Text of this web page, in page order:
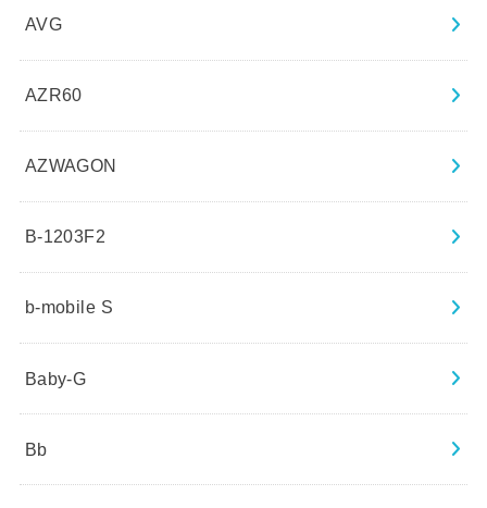
AVG
AZR60
AZWAGON
B-1203F2
b-mobile S
Baby-G
Bb